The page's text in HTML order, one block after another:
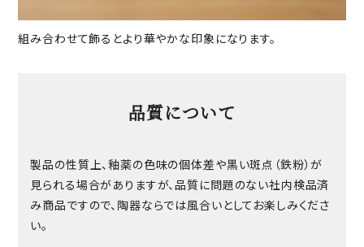
組み合わせて飾るとより華やかな印象になります。
品質について
製品の性質上、釉薬の色味の個体差や黒い斑点（鉄粉）が
見られる場合がありますが、品質に問題のない社内検品済
み商品ですので、陶器ならでは風合いとしてお楽しみくださ
い。